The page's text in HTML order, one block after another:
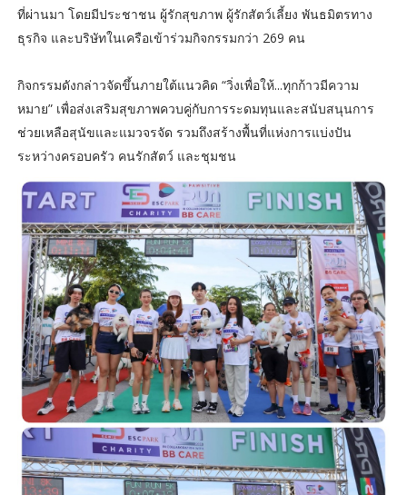
ที่ผ่านมา โดยมีประชาชน ผู้รักสุขภาพ ผู้รักสัตว์เลี้ยง พันธมิตรทาง
ธุรกิจ และบริษัทในเครือเข้าร่วมกิจกรรมกว่า 269 คน
กิจกรรมดังกล่าวจัดขึ้นภายใต้แนวคิด “วิ่งเพื่อให้...ทุกก้าวมีความ
หมาย” เพื่อส่งเสริมสุขภาพควบคู่กับการระดมทุนและสนับสนุนการ
ช่วยเหลือสุนัขและแมวจรจัด รวมถึงสร้างพื้นที่แห่งการแบ่งปัน
ระหว่างครอบครัว คนรักสัตว์ และชุมชน